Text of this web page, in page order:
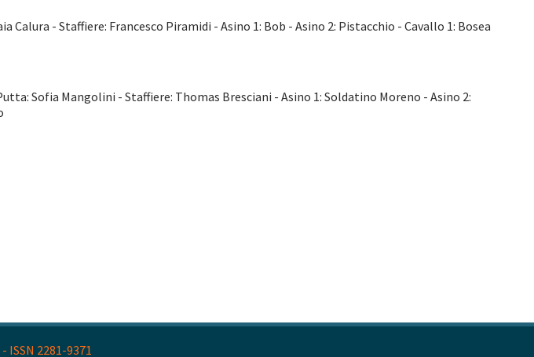
- Staffiere: Francesco Piramidi - Asino 1: Bob - Asino 2: Pistacchio - Cavallo 1: Bosea
Sofia Mangolini - Staffiere: Thomas Bresciani - Asino 1: Soldatino Moreno - Asino 2:
ISSN 2281-9371